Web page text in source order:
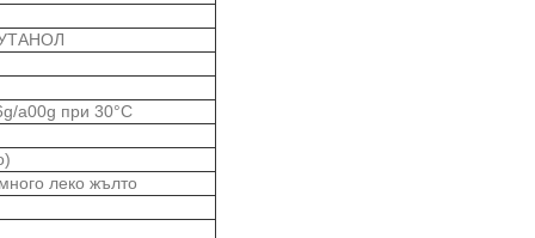
a00g при 30°C
леко жълто